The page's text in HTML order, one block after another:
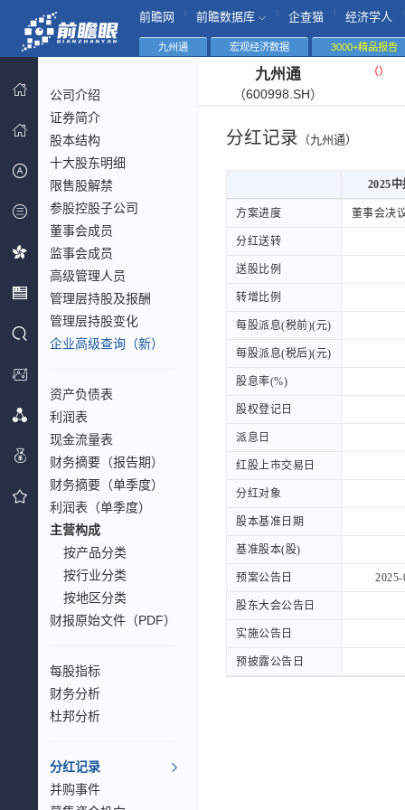
前瞻网 前瞻数据库 企查猫 经济学人
九州通 宏观经济数据 3000+精品报告
公司介绍
证券简介
股本结构
十大股东明细
限售股解禁
参股控股子公司
董事会成员
监事会成员
高级管理人员
管理层持股及报酬
管理层持股变化
企业高级查询（新）
资产负债表
利润表
现金流量表
财务摘要（报告期）
财务摘要（单季度）
利润表（单季度）
主营构成
按产品分类
按行业分类
按地区分类
财报原始文件（PDF）
每股指标
财务分析
杜邦分析
分红记录
并购事件
九州通
（600998.SH）
（）
分红记录 （九州通）
2025中
2025中
方案进度 董事会决
分红送转
送股比例
转增比例
每股派息(税前)(元)
每股派息(税后)(元)
股息率(%)
股权登记日
派息日
红股上市交易日
分红对象
股本基准日期
基准股本(股)
预案公告日
股东大会公告日
实施公告日
预披露公告日
方案进度
分红送转
送股比例
转增比例
每股派息(税前)(元)
每股派息(税后)(元)
股息率(%)
股权登记日
派息日
红股上市交易日
分红对象
股本基准日期
基准股本(股)
预案公告日
股东大会公告日
实施公告日
预披露公告日